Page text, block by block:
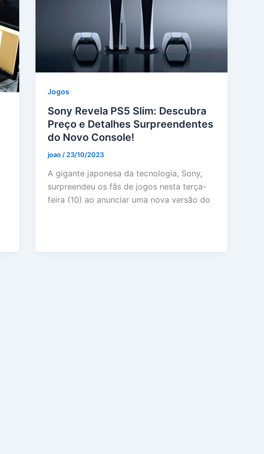
Jogos
Sony Revela PS5 Slim: Descubra
Preço e Detalhes Surpreendentes
do Novo Console!
joao / 23/10/2023
A gigante japonesa da tecnologia, Sony,
surpreendeu os fãs de jogos nesta terça-
feira (10) ao anunciar uma nova versão do